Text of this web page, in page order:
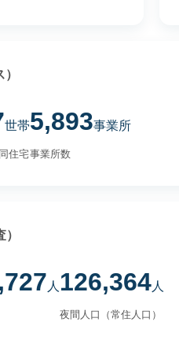
世帯
住宅
5,893事業所
事業所数
人 126,364人
夜間人口（常住人口）